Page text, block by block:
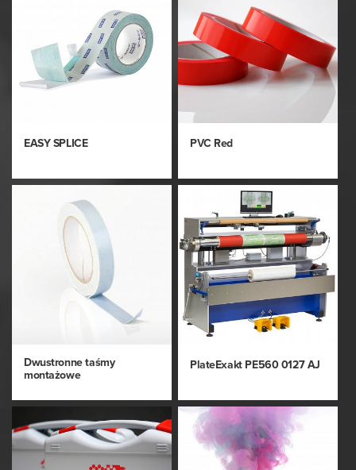
EASY SPLICE PVC Red
Dwustronne taśmy
montażowe
PlateExakt PE560 0127 AJ